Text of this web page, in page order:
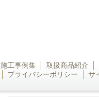
施工事例集 取扱商品紹介
プライバシーポリシー サ